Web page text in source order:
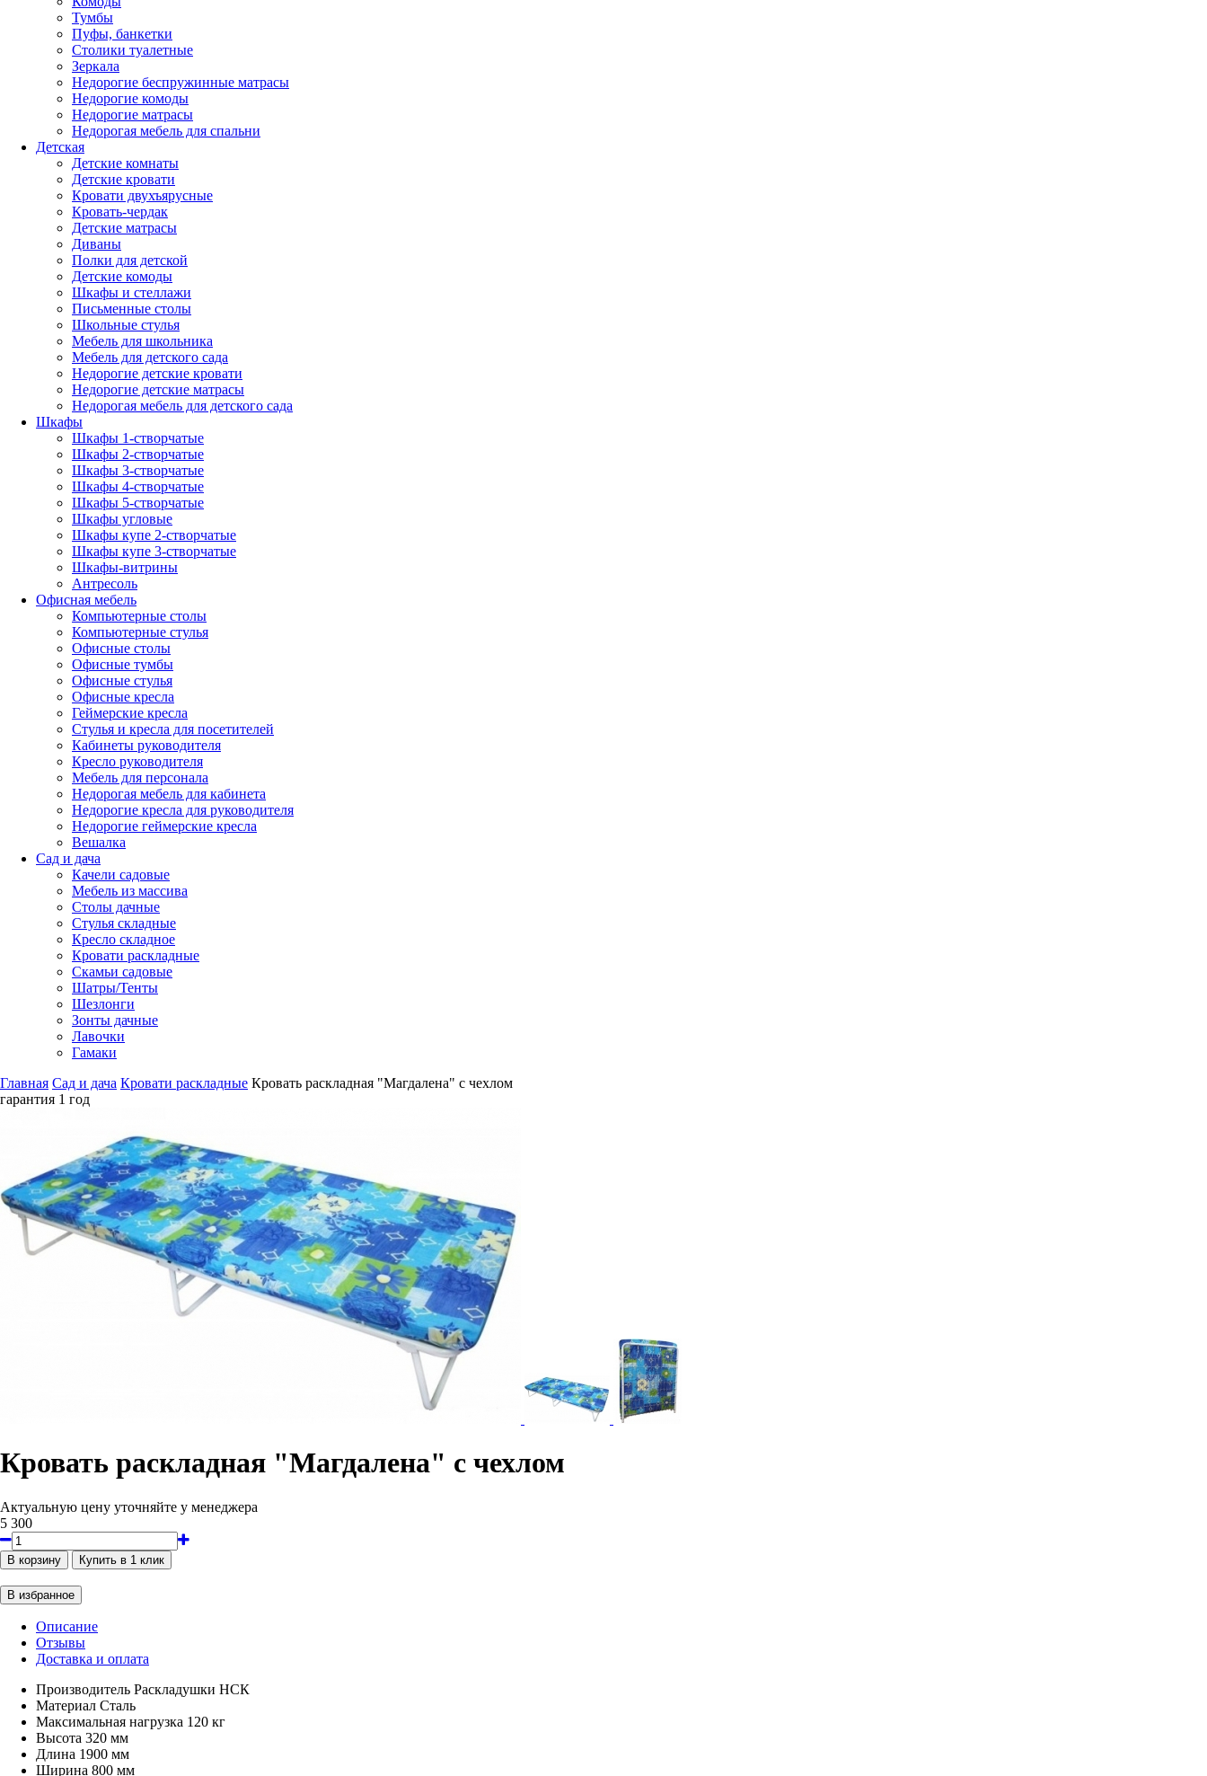
Тумбы
Пуфы, банкетки
Столики туалетные
Зеркала
Недорогие беспружинные матрасы
Недорогие комоды
Недорогие матрасы
Недорогая мебель для спальни
Детская
Детские комнаты
Детские кровати
Кровати двухъярусные
Кровать-чердак
Детские матрасы
Диваны
Полки для детской
Детские комоды
Шкафы и стеллажи
Письменные столы
Школьные стулья
Мебель для школьника
Мебель для детского сада
Недорогие детские кровати
Недорогие детские матрасы
Недорогая мебель для детского сада
Шкафы
Шкафы 1-створчатые
Шкафы 2-створчатые
Шкафы 3-створчатые
Шкафы 4-створчатые
Шкафы 5-створчатые
Шкафы угловые
Шкафы купе 2-створчатые
Шкафы купе 3-створчатые
Шкафы-витрины
Антресоль
Офисная мебель
Компьютерные столы
Компьютерные стулья
Офисные столы
Офисные тумбы
Офисные стулья
Офисные кресла
Геймерские кресла
Стулья и кресла для посетителей
Кабинеты руководителя
Кресло руководителя
Мебель для персонала
Недорогая мебель для кабинета
Недорогие кресла для руководителя
Недорогие геймерские кресла
Вешалка
Сад и дача
Качели садовые
Мебель из массива
Столы дачные
Стулья складные
Кресло складное
Кровати раскладные
Скамьи садовые
Шатры/Тенты
Шезлонги
Зонты дачные
Лавочки
Гамаки
Главная Сад и дача Кровати раскладные Кровать раскладная "Магдалена" с чехлом
гарантия 1 год
Кровать раскладная "Магдалена" с чехлом
Актуальную цену уточняйте у менеджера
5 300
Описание
Отзывы
Доставка и оплата
Производитель Раскладушки НСК
Материал Сталь
Максимальная нагрузка 120 кг
Высота 320 мм
Длина 1900 мм
Ширина 800 мм